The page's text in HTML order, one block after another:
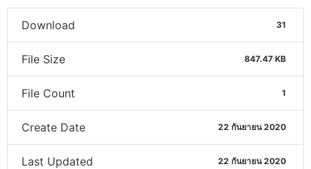
Download 31
File Size 847.47 KB
File Count 1
Create Date 22 กันยายน 2020
Last Updated 22 กันยายน 2020